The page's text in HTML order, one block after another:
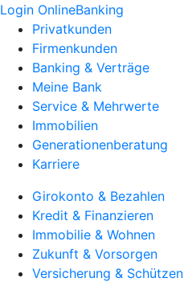
Login OnlineBanking
Privatkunden
Firmenkunden
Banking & Verträge
Meine Bank
Service & Mehrwerte
Immobilien
Generationenberatung
Karriere
Girokonto & Bezahlen
Kredit & Finanzieren
Immobilie & Wohnen
Zukunft & Vorsorgen
Versicherung & Schützen